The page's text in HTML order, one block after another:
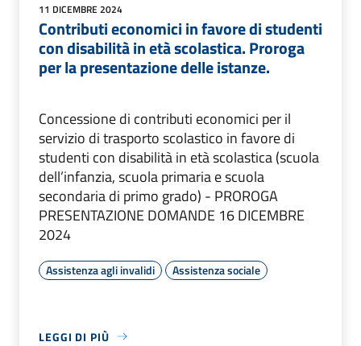
11 DICEMBRE 2024
Contributi economici in favore di studenti
con disabilità in età scolastica. Proroga
per la presentazione delle istanze.
Concessione di contributi economici per il
servizio di trasporto scolastico in favore di
studenti con disabilità in età scolastica (scuola
dell’infanzia, scuola primaria e scuola
secondaria di primo grado) - PROROGA
PRESENTAZIONE DOMANDE 16 DICEMBRE
2024
Assistenza agli invalidi Assistenza sociale
LEGGI DI PIÙ